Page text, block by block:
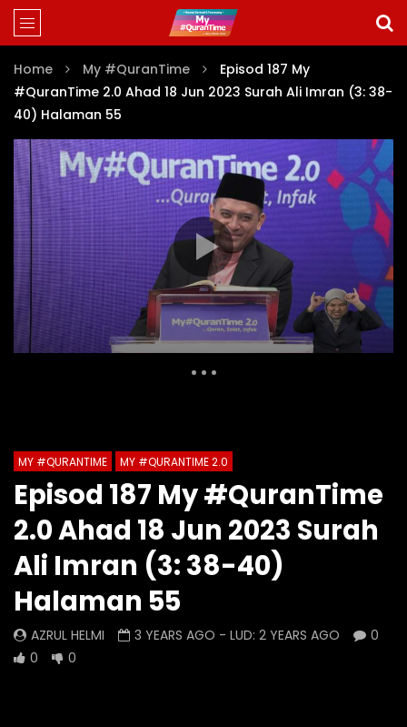
Home My #QuranTime
Episod 187 My
#QuranTime 2.0 Ahad 18 Jun 2023 Surah Ali Imran (3: 38-
40) Halaman 55
0 Comments
Episod 1334 My #QuranTime
2.0
AZRUL HELMI
3 HOURS AGO - LUD:4 DAYS AGO
0
0 0
Episod 1333 My
2.0
1 DAY AGO
MY #QURANTIME MY #QURANTIME 2.0
Episod 187 My #QuranTime
2.0 Ahad 18 Jun 2023 Surah
Ali Imran (3: 38-40)
Halaman 55
AZRUL HELMI 3 YEARS AGO - LUD: 2 YEARS AGO
0
0
0